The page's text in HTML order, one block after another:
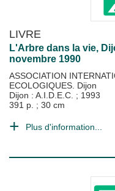
LIVRE
L'Arbre dans la vie,
novembre 1990
ASSOCIATION
ECOLOGIQUES. Dijon
Dijon : A.I.D.E.C. ; 1993
391 p. ; 30 cm
Plus d'information...